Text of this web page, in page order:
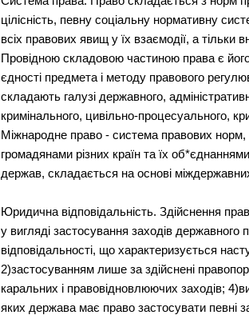
цілісність, певну соціальну нормативну
всіх правових явищ у їх взаємодії, а
Провідною складовою частиною права є
єдності предмета і методу правового
складають галузі державного,
кримінального, цивільно-процесуального,
Міжнародне право - система правових
громадянами різних країн та їх
держав, складається на основі
Юридична відповідальність. Здійснення
у вигляді застосування заходів
відповідальності, що характеризується
2)застосуванням лише за здійснені
каральних і правовідновлюючих заходів;
яких держава має право застосувати певні